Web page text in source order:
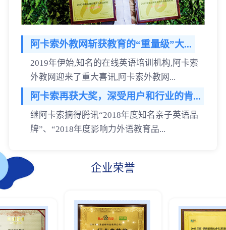
阿卡索外教网斩获教育的“重量级”大...
2019年伊始,知名的在线英语培训机构,阿卡索
外教网迎来了重大喜讯,阿卡索外教网...
阿卡索再获大奖，深受用户和行业的肯...
继阿卡索摘得腾讯“2018年度知名亲子英语品
牌”、“2018年度影响力外语教育品...
企业荣誉